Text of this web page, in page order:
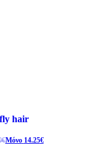
hair
€Μόνο 14.25€